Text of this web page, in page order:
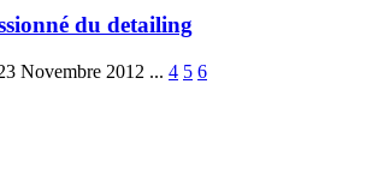
du detailing
Novembre 2012 ... 4 5 6